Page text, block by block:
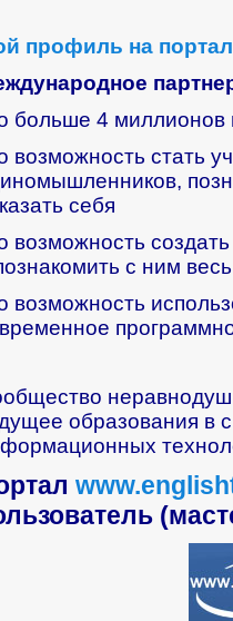
профиль на
больше 4 миллионов
возможность стать
себя
возможность
с ним
возможность
образования в